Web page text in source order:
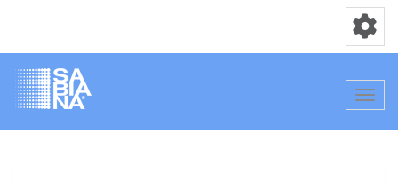
Basculer